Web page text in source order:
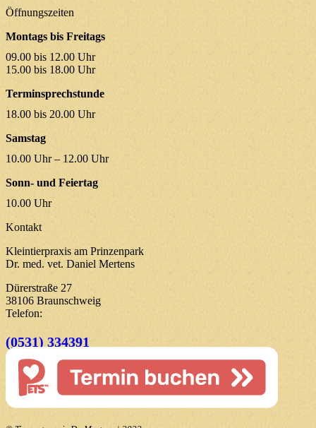
Öffnungszeiten
Montags bis Freitags
09.00 bis 12.00 Uhr
15.00 bis 18.00 Uhr
Terminsprechstunde
18.00 bis 20.00 Uhr
Samstag
10.00 Uhr – 12.00 Uhr
Sonn- und Feiertag
10.00 Uhr
Kontakt
Kleintierpraxis am Prinzenpark
Dr. med. vet. Daniel Mertens
Dürerstraße 27
38106 Braunschweig
Telefon:
(0531) 334391